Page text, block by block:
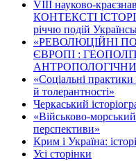
VІІІ науково-
КОНТЕКСТІ
річчю подій
«РЕВОЛЮЦІЙНІ
ЄВРОПІ :
«Соціальні
й толерантності»
Черкаський
«Військово-
перспективи»
Крим і Україна:
Усі сторінки